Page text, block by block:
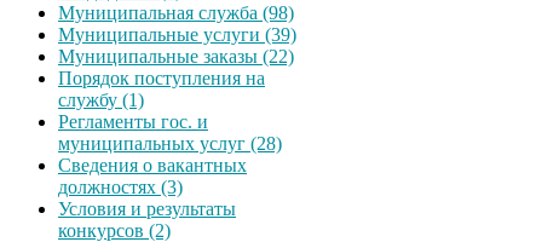
Муниципальная служба (98)
Муниципальные услуги (39)
Муниципальные заказы (22)
Порядок поступления на
службу (1)
Регламенты гос. и
муниципальных услуг (28)
Сведения о вакантных
должностях (3)
Условия и результаты
конкурсов (2)